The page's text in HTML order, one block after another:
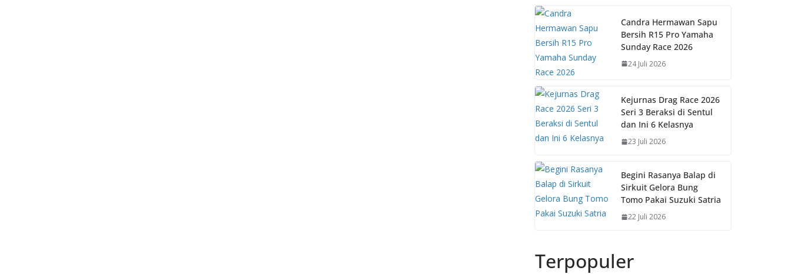
Candra Hermawan Sapu
Bersih R15 Pro Yamaha
Sunday Race 2026
24 Juli 2026
Kejurnas Drag Race 2026
Seri 3 Beraksi di Sentul
dan Ini 6 Kelasnya
23 Juli 2026
Begini Rasanya Balap di
Sirkuit Gelora Bung
Tomo Pakai Suzuki Satria
22 Juli 2026
Terpopuler